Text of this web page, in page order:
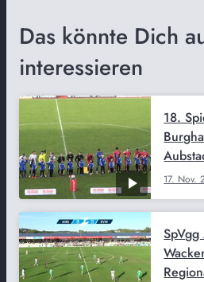
Das könnte Dich
interessieren
17. Nov.
18.